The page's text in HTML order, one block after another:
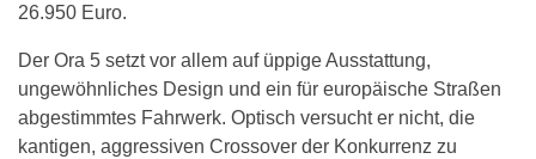
26.950 Euro.
Der Ora 5 setzt vor allem auf üppige Ausstattung,
ungewöhnliches Design und ein für europäische Straßen
abgestimmtes Fahrwerk. Optisch versucht er nicht, die
kantigen, aggressiven Crossover der Konkurrenz zu